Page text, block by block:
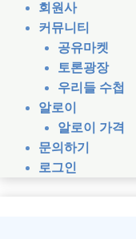
회원사
커뮤니티
공유마켓
토론광장
우리들 수첩
알로이
알로이 가격
문의하기
로그인